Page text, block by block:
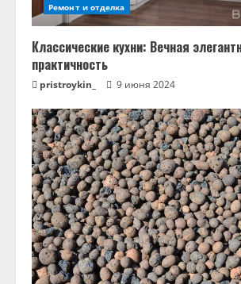
Ремонт и отделка
Классические кухни: Вечная
практичность
pristroykin_ 9 июня 2024